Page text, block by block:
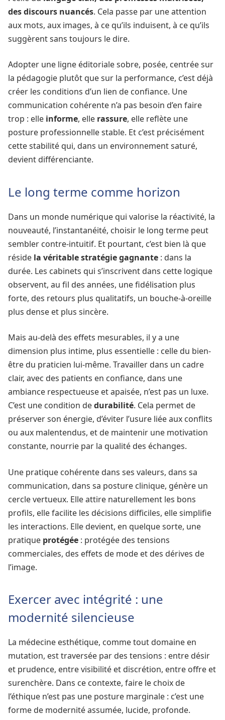
des discours nuancés. Cela passe par une attention
aux mots, aux images, à ce qu’ils induisent, à ce qu’ils
suggèrent sans toujours le dire.
Adopter une ligne éditoriale sobre, posée, centrée sur
la pédagogie plutôt que sur la performance, c’est déjà
créer les conditions d’un lien de confiance. Une
communication cohérente n’a pas besoin d’en faire
trop : elle informe, elle rassure, elle reflète une
posture professionnelle stable. Et c’est précisément
cette stabilité qui, dans un environnement saturé,
devient différenciante.
Le long terme comme horizon
Dans un monde numérique qui valorise la réactivité, la
nouveauté, l’instantanéité, choisir le long terme peut
sembler contre-intuitif. Et pourtant, c’est bien là que
réside la véritable stratégie gagnante : dans la
durée. Les cabinets qui s’inscrivent dans cette logique
observent, au fil des années, une fidélisation plus
forte, des retours plus qualitatifs, un bouche-à-oreille
plus dense et plus sincère.
Mais au-delà des effets mesurables, il y a une
dimension plus intime, plus essentielle : celle du bien-
être du praticien lui-même. Travailler dans un cadre
clair, avec des patients en confiance, dans une
ambiance respectueuse et apaisée, n’est pas un luxe.
C’est une condition dedurabilité. Cela permet de
préserver son énergie, d’éviter l’usure liée aux conflits
ou aux malentendus, et de maintenir une motivation
constante, nourrie par la qualité des échanges.
Une pratique cohérente dans ses valeurs, dans sa
communication, dans sa posture clinique, génère un
cercle vertueux. Elle attire naturellement les bons
profils, elle facilite les décisions difficiles, elle simplifie
les interactions. Elle devient, en quelque sorte, une
pratique protégée : protégée des tensions
commerciales, des effets de mode et des dérives de
l’image.
Exercer avec intégrité : une
modernité silencieuse
La médecine esthétique, comme tout domaine en
mutation, est traversée par des tensions : entre désir
et prudence, entre visibilité et discrétion, entre offre et
surenchère. Dans ce contexte, faire le choix de
l’éthique n’est pas une posture marginale : c’est une
forme de modernité assumée, lucide, profonde.